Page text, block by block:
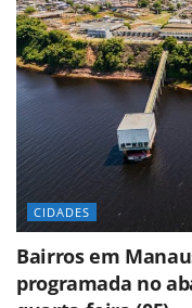
CIDADES
Bairros em
programada no